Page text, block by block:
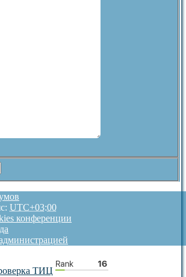
UTC+03:00
конференции